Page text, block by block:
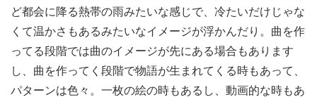
ど都会に降る熱帯の雨みたいな感じで、冷たいだけじゃな
くて温かさもあるみたいなイメージが浮かんだり。曲を作
ってる段階では曲のイメージが先にある場合もあります
し、曲を作ってく段階で物語が生まれてくる時もあって、
パターンは色々。一枚の絵の時もあるし、動画的な時もあ